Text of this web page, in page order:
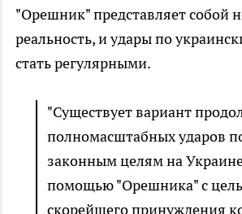
"Орешник" представляет собой
реальность, и удары по
стать регулярными.
"Существует вариант
полномасштабных ударов
законным целям на
помощью "Орешника" с
скорейшего принуждения